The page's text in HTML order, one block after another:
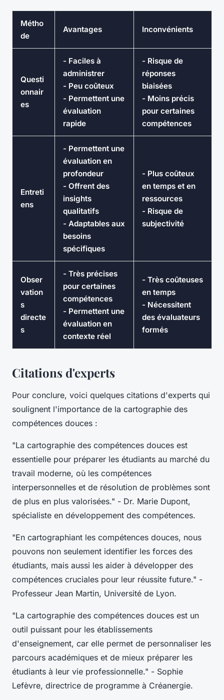
Métho
de
Avantages Inconvénients
Questi
onnair
es
- Faciles à
administrer
- Peu coûteux
- Permettent une
évaluation
rapide
- Risque de
réponses
biaisées
- Moins précis
pour certaines
compétences
Entreti
ens
- Permettent une
évaluation en
profondeur
- Offrent des
insights
qualitatifs
- Adaptables aux
besoins
spécifiques
- Plus coûteux
en temps et en
ressources
- Risque de
subjectivité
Obser
vation
s
directe
s
- Très précises
pour certaines
compétences
- Permettent une
évaluation en
contexte réel
- Très coûteuses
en temps
- Nécessitent
des évaluateurs
formés
Citations d'experts
Pour conclure, voici quelques citations d'experts qui
soulignent l'importance de la cartographie des
compétences douces :
"La cartographie des compétences douces est
essentielle pour préparer les étudiants au marché du
travail moderne, où les compétences
interpersonnelles et de résolution de problèmes sont
de plus en plus valorisées." - Dr. Marie Dupont,
spécialiste en développement des compétences.
"En cartographiant les compétences douces, nous
pouvons non seulement identifier les forces des
étudiants, mais aussi les aider à développer des
compétences cruciales pour leur réussite future." -
Professeur Jean Martin, Université de Lyon.
"La cartographie des compétences douces est un
outil puissant pour les établissements
d'enseignement, car elle permet de personnaliser les
parcours académiques et de mieux préparer les
étudiants à leur vie professionnelle." - Sophie
Lefèvre, directrice de programme à Créanergie.